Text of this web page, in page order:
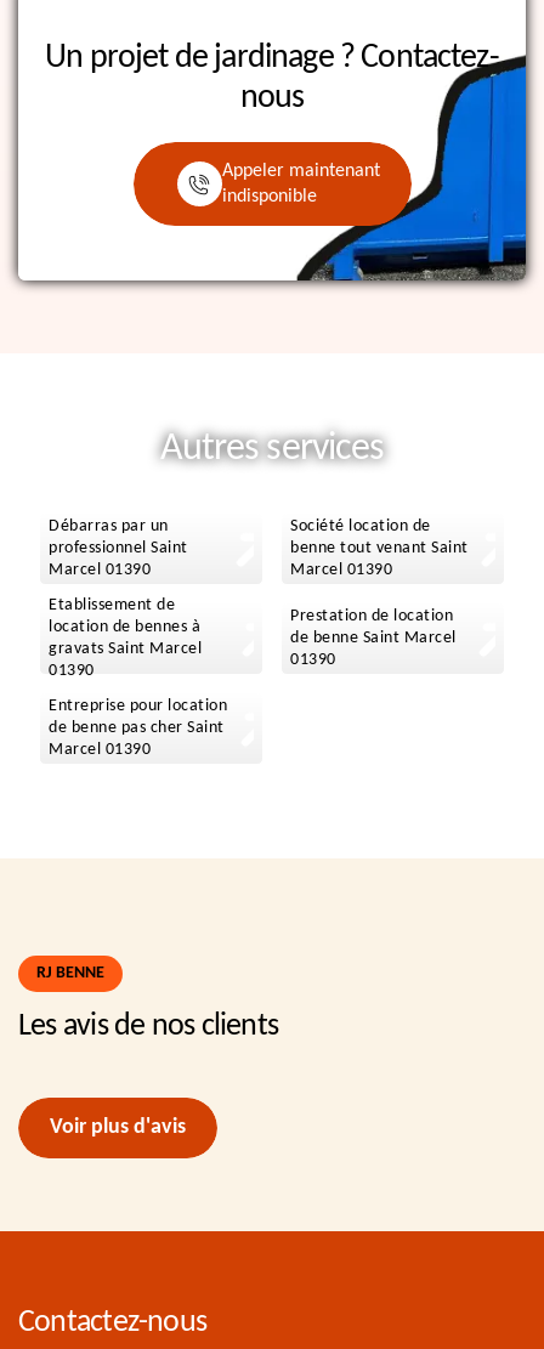
Un projet de jardinage ? Contactez-
nous
Appeler maintenant
indisponible
Autres services
Débarras par un
professionnel Saint
Marcel 01390
Société location de
benne tout venant Saint
Marcel 01390
Etablissement de
location de bennes à
gravats Saint Marcel
01390
Prestation de location
de benne Saint Marcel
01390
Entreprise pour location
de benne pas cher Saint
Marcel 01390
RJ BENNE
Les avis de nos clients
Voir plus d'avis
Contactez-nous